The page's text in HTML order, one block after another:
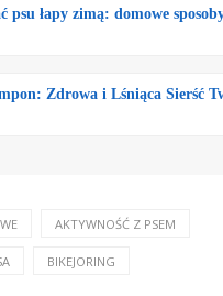
psu łapy zimą: domowe
Zdrowa i Lśniąca Sierść
AKTYWNOŚĆ Z PSEM
BIKEJORING